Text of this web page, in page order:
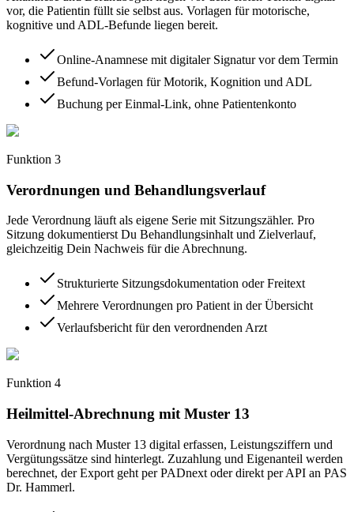
vor, die Patientin füllt sie selbst aus. Vorlagen für motorische,
kognitive und ADL-Befunde liegen bereit.
Online-Anamnese mit digitaler Signatur vor dem Termin
Befund-Vorlagen für Motorik, Kognition und ADL
Buchung per Einmal-Link, ohne Patientenkonto
Funktion 3
Verordnungen und Behandlungsverlauf
Jede Verordnung läuft als eigene Serie mit Sitzungszähler. Pro
Sitzung dokumentierst Du Behandlungsinhalt und Zielverlauf,
gleichzeitig Dein Nachweis für die Abrechnung.
Strukturierte Sitzungsdokumentation oder Freitext
Mehrere Verordnungen pro Patient in der Übersicht
Verlaufsbericht für den verordnenden Arzt
Funktion 4
Heilmittel-Abrechnung mit Muster 13
Verordnung nach Muster 13 digital erfassen, Leistungsziffern und
Vergütungssätze sind hinterlegt. Zuzahlung und Eigenanteil werden
berechnet, der Export geht per PADnext oder direkt per API an PAS
Dr. Hammerl.